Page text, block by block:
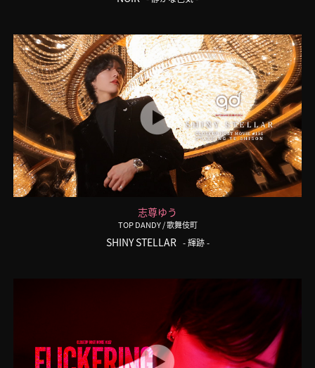
志尊ゆう
TOP DANDY/ 歌舞伎町
SHINY STELLAR - 輝跡 -